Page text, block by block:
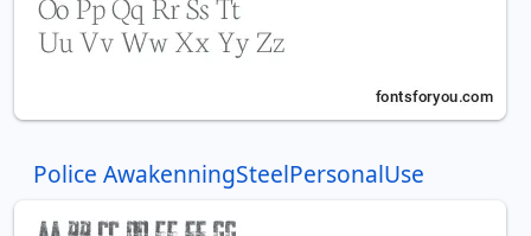
Police AwakenningSteelPersonalUse